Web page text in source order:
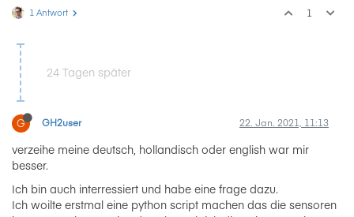
1 Antwort 1
24 Tagen später
G GH2user 22. Jan. 2021, 11:13
verzeihe meine deutsch, hollandisch oder english war mir
besser.
Ich bin auch interressiert und habe eine frage dazu.
Ich woilte erstmal eine python script machen das die sensoren